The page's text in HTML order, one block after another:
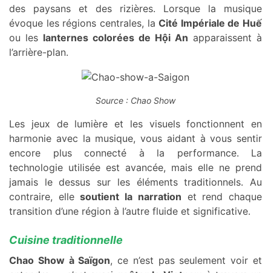
des paysans et des rizières. Lorsque la musique
évoque les régions centrales, laCité Impériale de Huế
ou les lanternes colorées de Hội An apparaissent à
l’arrière-plan.
Source : Chao Show
Les jeux de lumière et les visuels fonctionnent en
harmonie avec la musique, vous aidant à vous sentir
encore plus connecté à la performance. La
technologie utilisée est avancée, mais elle ne prend
jamais le dessus sur les éléments traditionnels. Au
contraire, ellesoutient la narration et rend chaque
transition d’une région à l’autre fluide et significative.
Cuisine traditionnelle
Chao Show à Saïgon, ce n’est pas seulement voir et